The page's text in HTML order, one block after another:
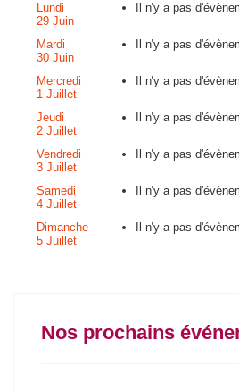
Lundi
29 Juin
Il n'y a pas
Mardi
30 Juin
Il n'y a pas
Mercredi
1 Juillet
Il n'y a pas
Jeudi
2 Juillet
Il n'y a pas
Vendredi
3 Juillet
Il n'y a pas
Samedi
4 Juillet
Il n'y a pas
Dimanche
5 Juillet
Il n'y a pas
Nos prochains